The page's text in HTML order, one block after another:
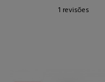
1 revisões